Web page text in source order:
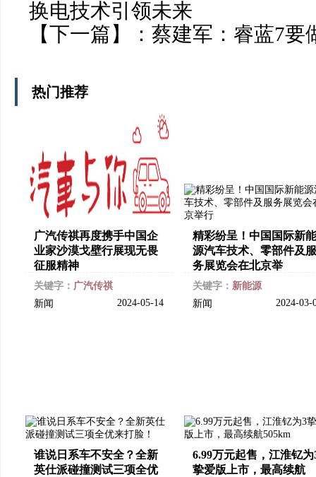
换电技术引领未来
【下一篇】： 蔡建军：睿蓝7要
热门推荐
广汽传祺再度携手中国企
业家沙漠戈壁行展现无畏
征服精神
关键字： 广汽传祺
新闻
2024-05-14
精彩纷呈！中国国际新能
源汽车技术、零部件及服
务展览会在北京举
关键字： 新能源
新闻
2024-
谁说日系车不安全？全新
英仕派碰撞测试三项全优
6.99万元起售，江淮钇为
挚爱版上市，最高续航